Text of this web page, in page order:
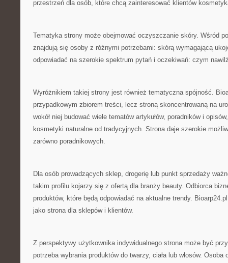
przestrzeń dla osób, które chcą zainteresować klientów
Tematyka strony może obejmować oczyszczanie skóry. Wśród
znajdują się osoby z różnymi potrzebami: skórą wymagającą
odpowiadać na szerokie spektrum pytań i oczekiwań: czym
Wyróżnikiem takiej strony jest również tematyczna spójność.
przypadkowym zbiorem treści, lecz stroną skoncentrowaną na
wokół niej budować wiele tematów artykułów, poradników i
kosmetyki naturalne od tradycyjnych. Strona daje szerokie
zarówno poradnikowych.
Dla osób prowadzących sklep, drogerię lub punkt sprzedaży
takim profilu kojarzy się z ofertą dla branży beauty. Odbiorca
produktów, które będą odpowiadać na aktualne trendy.
jako strona dla sklepów i klientów.
Z perspektywy użytkownika indywidualnego strona może być
potrzeba wybrania produktów do twarzy, ciała lub włosów. Osoba